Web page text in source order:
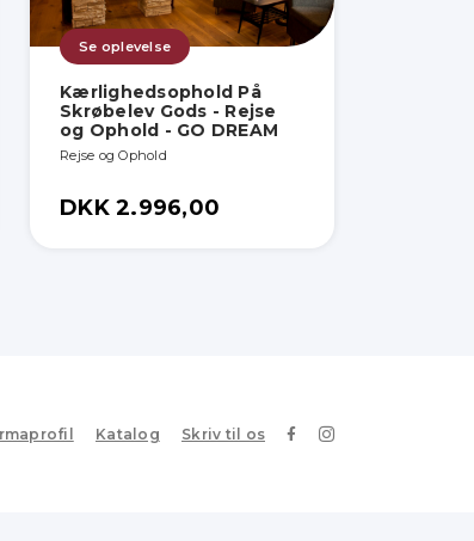
Se oplevelse
Kærlighedsophold På
Skrøbelev Gods - Rejse
og Ophold - GO DREAM
Rejse og Ophold
DKK 2.996,00
Katalog Skriv til os